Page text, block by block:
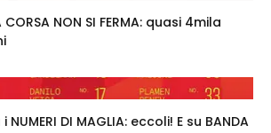
CORSA NON SI FERMA: quasi 4mila
DI MAGLIA: eccoli! E su BANDA